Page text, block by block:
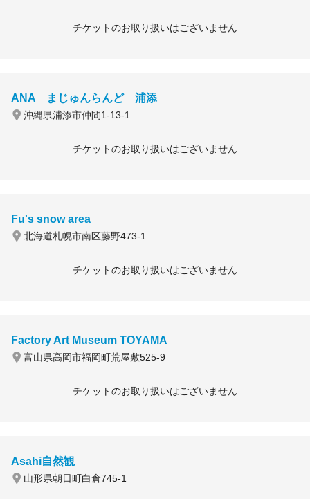
チケットのお取り扱いはございません
ANA まじゅんらんど 浦添
沖縄県浦添市仲間1-13-1
チケットのお取り扱いはございません
Fu's snow area
北海道札幌市南区藤野473-1
チケットのお取り扱いはございません
Factory Art Museum TOYAMA
富山県高岡市福岡町荒屋敷525-9
チケットのお取り扱いはございません
Asahi自然観
山形県朝日町白倉745-1